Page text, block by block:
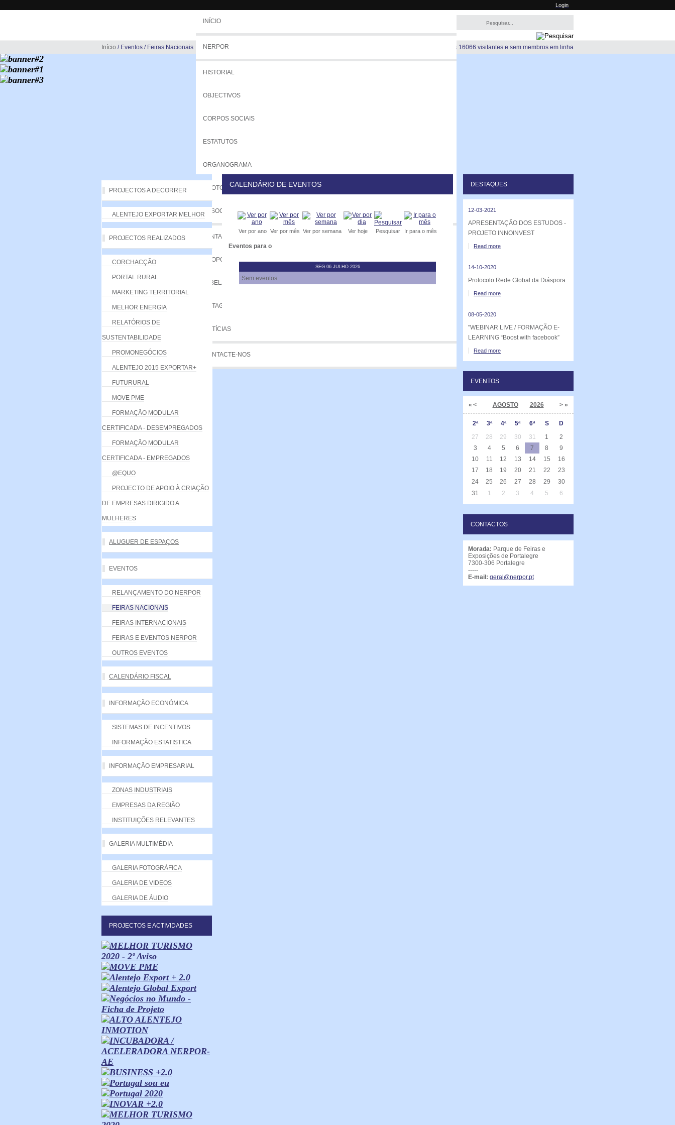
Login
INÍCIO
NERPOR
HISTORIAL
OBJECTIVOS
CORPOS SOCIAIS
ESTATUTOS
ORGANOGRAMA
PROTOCOLOS
ASSOCIADOS
VANTAGENS
PROPOSTA
TABELA DE QUOTAS
LISTAGEM
NOTÍCIAS
CONTACTE-NOS
Início / Eventos / Feiras Nacionais Temos 16066 visitantes e sem membros em linha
PROJECTOS A DECORRER
ALENTEJO EXPORTAR MELHOR
PROJECTOS REALIZADOS
CORCHACÇÃO
PORTAL RURAL
MARKETING TERRITORIAL
MELHOR ENERGIA
RELATÓRIOS DE
SUSTENTABILIDADE
PROMONEGÓCIOS
ALENTEJO 2015 EXPORTAR+
FUTURURAL
MOVE PME
FORMAÇÃO MODULAR
CERTIFICADA - DESEMPREGADOS
FORMAÇÃO MODULAR
CERTIFICADA - EMPREGADOS
@EQUO
PROJECTO DE APOIO À CRIAÇÃO
DE EMPRESAS DIRIGIDO A
MULHERES
ALUGUER DE ESPAÇOS
EVENTOS
RELANÇAMENTO DO NERPOR
FEIRAS NACIONAIS
FEIRAS INTERNACIONAIS
FEIRAS E EVENTOS NERPOR
OUTROS EVENTOS
CALENDÁRIO FISCAL
INFORMAÇÃO ECONÓMICA
SISTEMAS DE INCENTIVOS
INFORMAÇÃO ESTATISTICA
INFORMAÇÃO EMPRESARIAL
ZONAS INDUSTRIAIS
EMPRESAS DA REGIÃO
INSTITUIÇÕES RELEVANTES
GALERIA MULTIMÉDIA
GALERIA FOTOGRÁFICA
GALERIA DE VIDEOS
GALERIA DE ÁUDIO
PROJECTOS E ACTIVIDADES
CALENDÁRIO DE EVENTOS
Ver por ano Ver por mês Ver por semana Ver hoje Pesquisar Ir para o mês
Eventos para o
SEG 06 JULHO 2026
Sem eventos
DESTAQUES
12-03-2021
APRESENTAÇÃO DOS ESTUDOS -
PROJETO INNOINVEST
Read more
14-10-2020
Protocolo Rede Global da Diáspora
Read more
08-05-2020
"WEBINAR LIVE / FORMAÇÃO E-
LEARNING “Boost with facebook”
Read more
EVENTOS
« < AGOSTO 2026 > »
2ª 3ª 4ª 5ª 6ª S
D
27
28 29 30 31 1
2
3
4 5 6 7 8
9
10
11 12 13 14 15
16
17
18 19 20 21 22
23
24
25 26 27 28 29
30
31
1 2 3 4 5 6
CONTACTOS
Morada: Parque de Feiras e
Exposições de Portalegre
7300-306 Portalegre
-----
E-mail: geral@nerpor.pt